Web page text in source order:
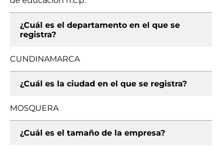
¿Cuál es el departamento en el que se
registra?
CUNDINAMARCA
¿Cuál es la ciudad en el que se registra?
MOSQUERA
¿Cuál es el tamaño de la empresa?